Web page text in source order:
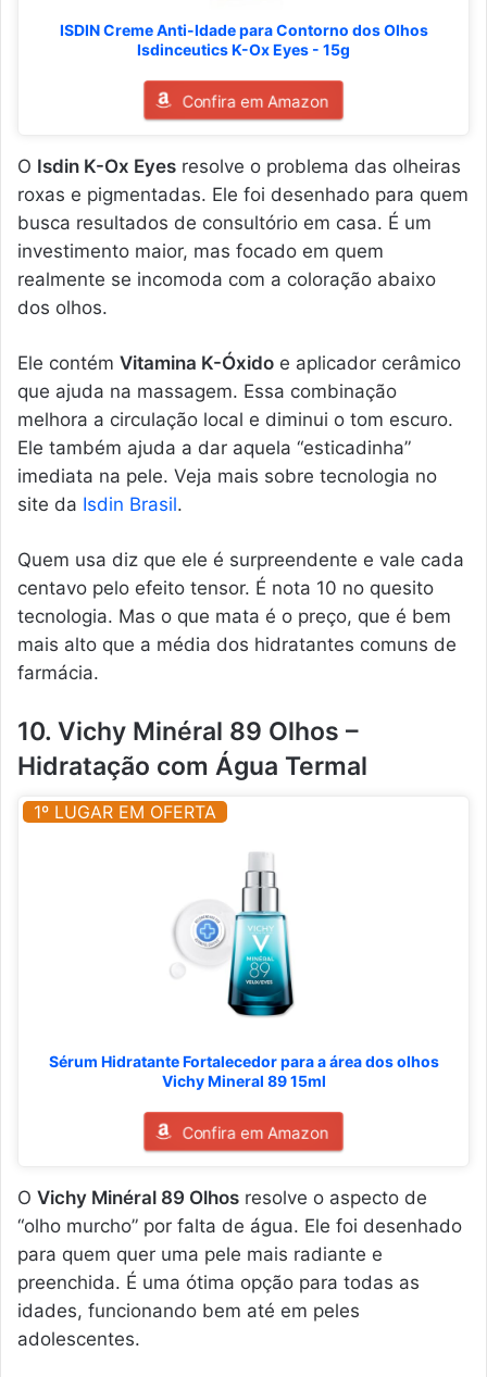
ISDIN Creme Anti-Idade para Contorno dos Olhos
Isdinceutics K-Ox Eyes - 15g
Confira em Amazon
O Isdin K-Ox Eyes resolve o problema das olheiras
roxas e pigmentadas. Ele foi desenhado para quem
busca resultados de consultório em casa. É um
investimento maior, mas focado em quem
realmente se incomoda com a coloração abaixo
dos olhos.
Ele contém Vitamina K-Óxido e aplicador cerâmico
que ajuda na massagem. Essa combinação
melhora a circulação local e diminui o tom escuro.
Ele também ajuda a dar aquela “esticadinha”
imediata na pele. Veja mais sobre tecnologia no
site da Isdin Brasil.
Quem usa diz que ele é surpreendente e vale cada
centavo pelo efeito tensor. É nota 10 no quesito
tecnologia. Mas o que mata é o preço, que é bem
mais alto que a média dos hidratantes comuns de
farmácia.
10. Vichy Minéral 89 Olhos –
Hidratação com Água Termal
1º LUGAR EM OFERTA
Sérum Hidratante Fortalecedor para a área dos olhos
Vichy Mineral 89 15ml
Confira em Amazon
O Vichy Minéral 89 Olhos resolve o aspecto de
“olho murcho” por falta de água. Ele foi desenhado
para quem quer uma pele mais radiante e
preenchida. É uma ótima opção para todas as
idades, funcionando bem até em peles
adolescentes.